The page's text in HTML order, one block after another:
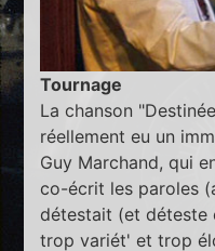
Tournage
La chanson
réellement eu un
Guy Marchand, qui
co-écrit les paroles
détestait (et déteste
trop variét' et trop